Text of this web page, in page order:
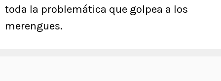
toda la problemática que golpea a los
merengues.